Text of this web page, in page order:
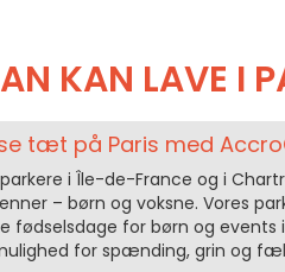
KAN LAVE I
tæt på Paris med
i Île-de-France og i
– børn og voksne. Vores
for børn og events
for spænding, grin og